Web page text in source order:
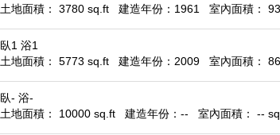
土地面積： 3780 sq.ft
建造年份：1961 室內面積：
臥1 浴1
土地面積： 5773 sq.ft
建造年份：2009 室內面積：
臥- 浴-
土地面積： 10000 sq.ft
建造年份：-- 室內面積： --